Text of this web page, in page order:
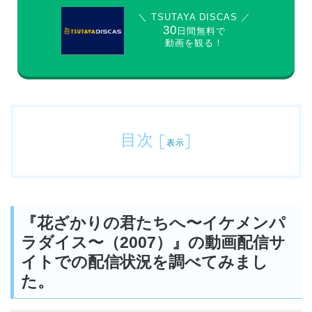
＼ TSUTAYA DISCAS ／
30 日間無料で
動画を観る！
目次 [ 表示]
『花ざかりの君たちへ〜イケメンパ
ラダイス〜（2007）』の動画配信サ
イトでの配信状況を調べてみまし
た。